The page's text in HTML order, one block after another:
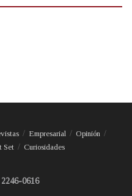
Empresarial
Opinión
Set Curiosidades
0616